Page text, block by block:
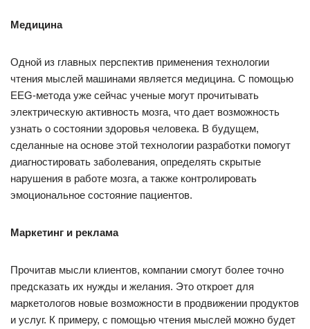
Медицина
Одной из главных перспектив применения технологии
чтения мыслей машинами является медицина. С помощью
EEG-метода уже сейчас ученые могут прочитывать
электрическую активность мозга, что дает возможность
узнать о состоянии здоровья человека. В будущем,
сделанные на основе этой технологии разработки помогут
диагностировать заболевания, определять скрытые
нарушения в работе мозга, а также контролировать
эмоциональное состояние пациентов.
Маркетинг и реклама
Прочитав мысли клиентов, компании смогут более точно
предсказать их нужды и желания. Это откроет для
маркетологов новые возможности в продвижении продуктов
и услуг. К примеру, с помощью чтения мыслей можно будет